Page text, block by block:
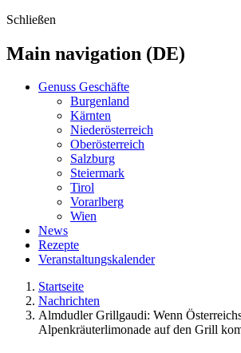
Schließen
Main navigation (DE)
Genuss Geschäfte
Burgenland
Kärnten
Niederösterreich
Oberösterreich
Salzburg
Steiermark
Tirol
Vorarlberg
Wien
News
Rezepte
Veranstaltungskalender
Startseite
Nachrichten
Almdudler Grillgaudi: Wenn
Alpenkräuterlimonade auf den Grill